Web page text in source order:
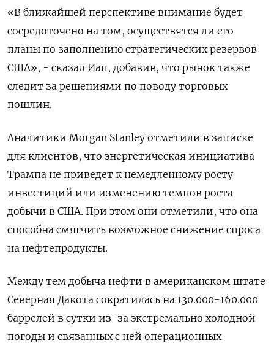
«В ближайшей перспективе внимание будет
сосредоточено на том, осуществятся ли его
планы по заполнению стратегических резервов
США», - сказал Иап, добавив, что рынок также
следит за решениями по поводу торговых
пошлин.
Аналитики Morgan Stanley отметили в записке
для клиентов, что энергетическая инициатива
Трампа не приведет к немедленному росту
инвестиций или изменению темпов роста
добычи в США. При этом они отметили, что она
способна смягчить возможное снижение спроса
на нефтепродукты.
Между тем добыча нефти в американском штате
Северная Дакота сократилась на 130.000-160.000
баррелей в сутки из-за экстремально холодной
погоды и связанных с ней операционных